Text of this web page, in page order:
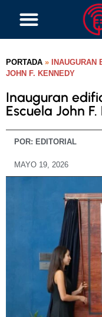
PORTADA »
JOHN F. KENNEDY
Inauguran
Escuela John
POR: EDITORIAL
MAYO 19, 2026